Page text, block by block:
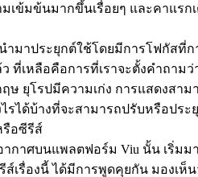
เข้มข้นมากขึ้นเรื่อยๆ และคาแรก
ำมาประยุกต์ใช้โดยมีการโฟกัสที่
ที่เหลือคือการที่เราจะตั้งคำถาม
ษ ยุโรปมีความเก่ง การแสดงสา
ไรได้บ้างที่จะสามารถปรับหรือปร
รือซีรีส์
อากาศบนแพลตฟอร์ม Viu นั้น เริ่
เรื่องนี้ ได้มีการพูดคุยกัน มองเห็